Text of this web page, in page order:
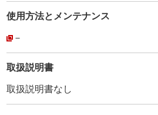
約100年にわたり、国内外の高級小
に使用されています。
その為、耐久性、品質は折り紙付き
弊社が【工具の設計を合わせてい
【打具と金具が合わないトラブル】
金具１つをとっても、世界中には
使用方法と メンテナンス
－
取扱説明書
取扱説明書なし